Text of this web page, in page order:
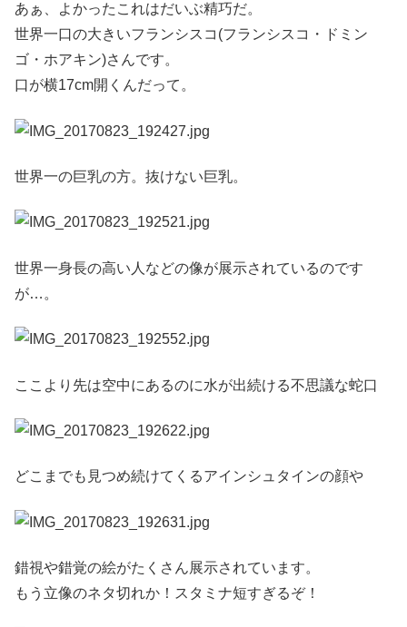
あぁ、よかったこれはだいぶ精巧だ。
世界一口の大きいフランシスコ(フランシスコ・ドミン
ゴ・ホアキン)さんです。
口が横17cm開くんだって。
世界一の巨乳の方。抜けない巨乳。
世界一身長の高い人などの像が展示されているのです
が…。
ここより先は空中にあるのに水が出続ける不思議な蛇口
どこまでも見つめ続けてくるアインシュタインの顔や
錯視や錯覚の絵がたくさん展示されています。
もう立像のネタ切れか！スタミナ短すぎるぞ！